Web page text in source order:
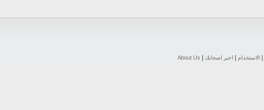
الاستخدام اخبر اصحابك About Us